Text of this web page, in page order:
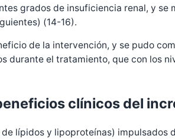
grados de insuficiencia renal, y
(14-16).
de la intervención, y se pudo
durante el tratamiento, que con los
clínicos del
lípidos y lipoproteínas) impulsados